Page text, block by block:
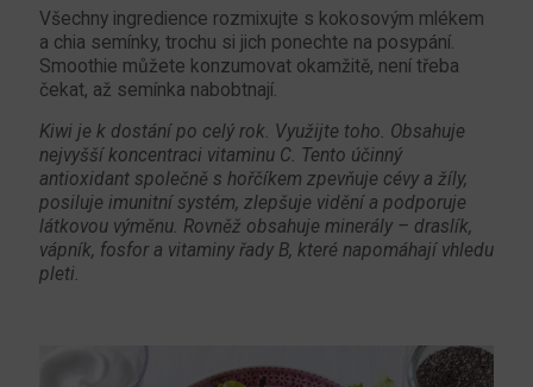
Všechny ingredience rozmixujte s kokosovým mlékem
a chia semínky, trochu si jich ponechte na posypání.
Smoothie můžete konzumovat okamžitě, není třeba
čekat, až semínka nabobtnají.
Kiwi je k dostání po celý rok. Využijte toho. Obsahuje
nejvyšší koncentraci vitaminu C. Tento účinný
antioxidant společně s hořčíkem zpevňuje cévy a žíly,
posiluje imunitní systém, zlepšuje vidění a podporuje
látkovou výměnu. Rovněž obsahuje minerály – draslík,
vápník, fosfor a vitaminy řady B, které napomáhají vhledu
pleti.